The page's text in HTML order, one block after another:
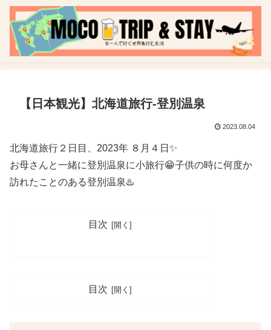
【日本観光】北海道旅行-登別温泉
2023.08.04
北海道旅行２日目、2023年 ８月４日✨
お母さんと一緒に登別温泉に小旅行😁子供の時に何度か
訪れたことのある登別温泉♨️
目次
目次